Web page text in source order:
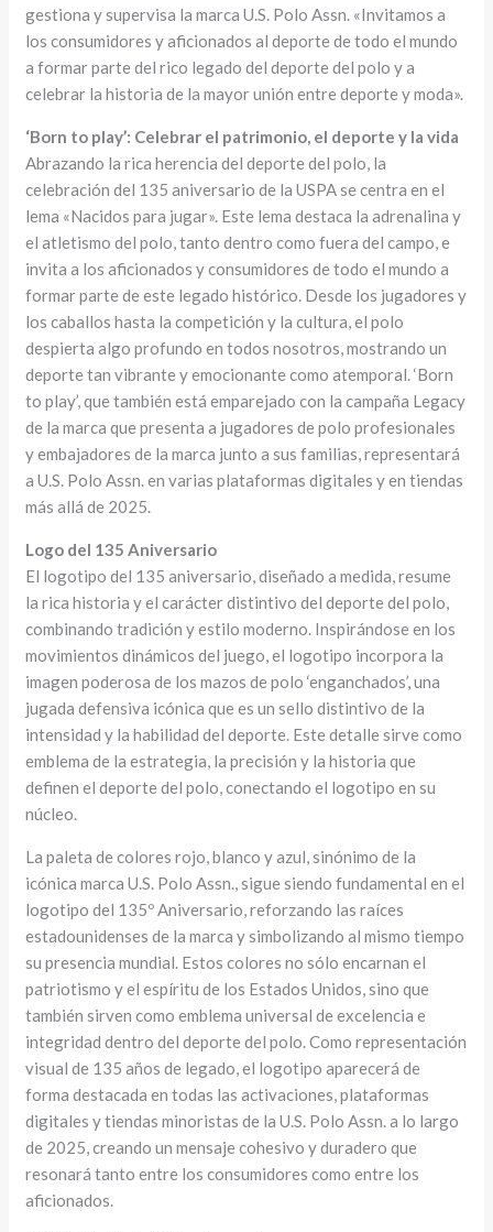
gestiona y supervisa la marca U.S. Polo Assn. «Invitamos a
los consumidores y aficionados al deporte de todo el mundo
a formar parte del rico legado del deporte del polo y a
celebrar la historia de la mayor unión entre deporte y moda».
‘Born to play’: Celebrar el patrimonio, el deporte y la vida
Abrazando la rica herencia del deporte del polo, la
celebración del 135 aniversario de la USPA se centra en el
lema «Nacidos para jugar». Este lema destaca la adrenalina y
el atletismo del polo, tanto dentro como fuera del campo, e
invita a los aficionados y consumidores de todo el mundo a
formar parte de este legado histórico. Desde los jugadores y
los caballos hasta la competición y la cultura, el polo
despierta algo profundo en todos nosotros, mostrando un
deporte tan vibrante y emocionante como atemporal. ‘Born
to play’, que también está emparejado con la campaña Legacy
de la marca que presenta a jugadores de polo profesionales
y embajadores de la marca junto a sus familias, representará
a U.S. Polo Assn. en varias plataformas digitales y en tiendas
más allá de 2025.
Logo del 135 Aniversario
El logotipo del 135 aniversario, diseñado a medida, resume
la rica historia y el carácter distintivo del deporte del polo,
combinando tradición y estilo moderno. Inspirándose en los
movimientos dinámicos del juego, el logotipo incorpora la
imagen poderosa de los mazos de polo ‘enganchados’, una
jugada defensiva icónica que es un sello distintivo de la
intensidad y la habilidad del deporte. Este detalle sirve como
emblema de la estrategia, la precisión y la historia que
definen el deporte del polo, conectando el logotipo en su
núcleo.
La paleta de colores rojo, blanco y azul, sinónimo de la
icónica marca U.S. Polo Assn., sigue siendo fundamental en el
logotipo del 135º Aniversario, reforzando las raíces
estadounidenses de la marca y simbolizando al mismo tiempo
su presencia mundial. Estos colores no sólo encarnan el
patriotismo y el espíritu de los Estados Unidos, sino que
también sirven como emblema universal de excelencia e
integridad dentro del deporte del polo. Como representación
visual de 135 años de legado, el logotipo aparecerá de
forma destacada en todas las activaciones, plataformas
digitales y tiendas minoristas de la U.S. Polo Assn. a lo largo
de 2025, creando un mensaje cohesivo y duradero que
resonará tanto entre los consumidores como entre los
aficionados.